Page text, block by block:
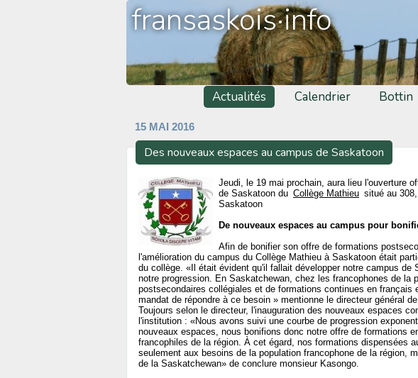
fransaskois·info
Actualités Calendrier Bottin
15 MAI 2016
Des nouveaux espaces au campus de Saskatoon
Jeudi, le 19 mai prochain, aura lieu l'ouverture
de Saskatoon du Collège Mathieu situé au
Saskatoon
De nouveaux espaces au campus pour
Afin de bonifier son offre de formations
l'amélioration du campus du Collège Mathieu à Saskatoon était
du collège. «Il était évident qu'il fallait développer notre campus de
notre progression. En Saskatchewan, chez les francophones de la
postsecondaires collégiales et de formations continues en français
mandat de répondre à ce besoin » mentionne le directeur général
Toujours selon le directeur, l'inauguration des nouveaux espaces
l'institution : «Nous avons suivi une courbe de progression
nouveaux espaces, nous bonifions donc notre offre de formations
francophiles de la région. À cet égard, nos formations dispensées
seulement aux besoins de la population francophone de la région,
de la Saskatchewan» de conclure monsieur Kasongo.